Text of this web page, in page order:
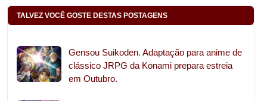
TALVEZ VOCÊ GOSTE DESTAS POSTAGENS
Gensou Suikoden. Adaptação para anime de
clássico JRPG da Konami prepara estreia
em Outubro.